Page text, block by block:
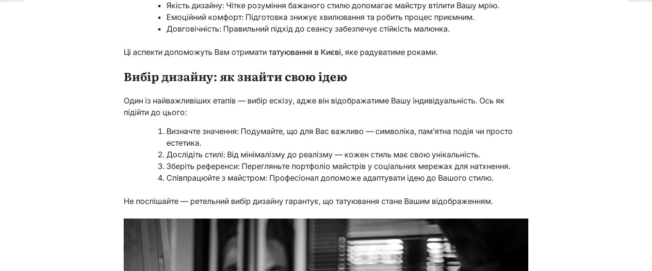
Якість дизайну: Чітке розуміння бажаного стилю допомагає майстру втілити Вашу мрію.
Емоційний комфорт: Підготовка знижує хвилювання та робить процес приємним.
Довговічність: Правильний підхід до сеансу забезпечує стійкість малюнка.
Ці аспекти допоможуть Вам отриматитатуювання в Києві, яке радуватиме роками.
Вибір дизайну: як знайти свою ідею
Один із найважливіших етапів — вибір ескізу, адже він відображатиме Вашу індивідуальність. Ось як
підійти до цього:
Визначте значення: Подумайте, що для Вас важливо — символіка, пам’ятна подія чи просто
естетика.
Дослідіть стилі: Від мінімалізму до реалізму — кожен стиль має свою унікальність.
Зберіть референси: Перегляньте портфоліо майстрів у соціальних мережах для натхнення.
Співпрацюйте з майстром: Професіонал допоможе адаптувати ідею до Вашого стилю.
Не поспішайте — ретельний вибір дизайну гарантує, що татуювання стане Вашим відображенням.